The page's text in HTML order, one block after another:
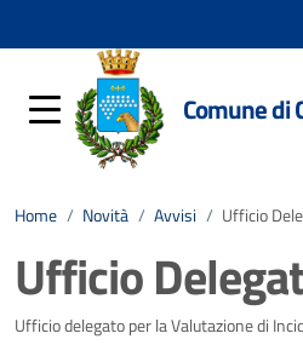
Comune di
Home / Novità / Avvisi / Ufficio
Ufficio
Dettagli della
Ufficio delegato per la Valutazione di